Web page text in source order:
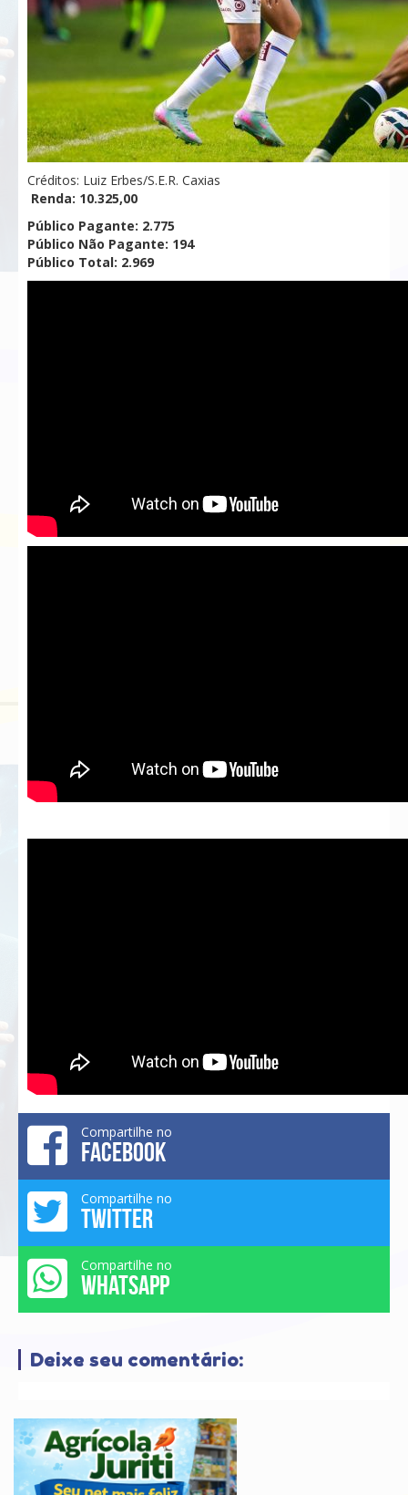
Créditos: Luiz Erbes/S.E.R. Caxias
Renda: 10.325,00
Público Pagante: 2.775
Público Não Pagante: 194
Público Total: 2.969
Compartilhe no
FACEBOOK
Compartilhe no
TWITTER
Compartilhe no
WHATSAPP
Deixe seu comentário: